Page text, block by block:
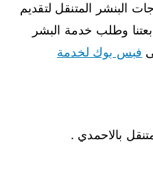
البنشر المتنقل لتقديم
وطلب خدمة البشر
فبس بوك لخدمة
بالاحمدي .